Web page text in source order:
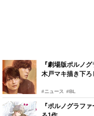
『劇場版ポルノ
木戸マキ描き下ろ
#ニュース #BL
『ポルノグラフ